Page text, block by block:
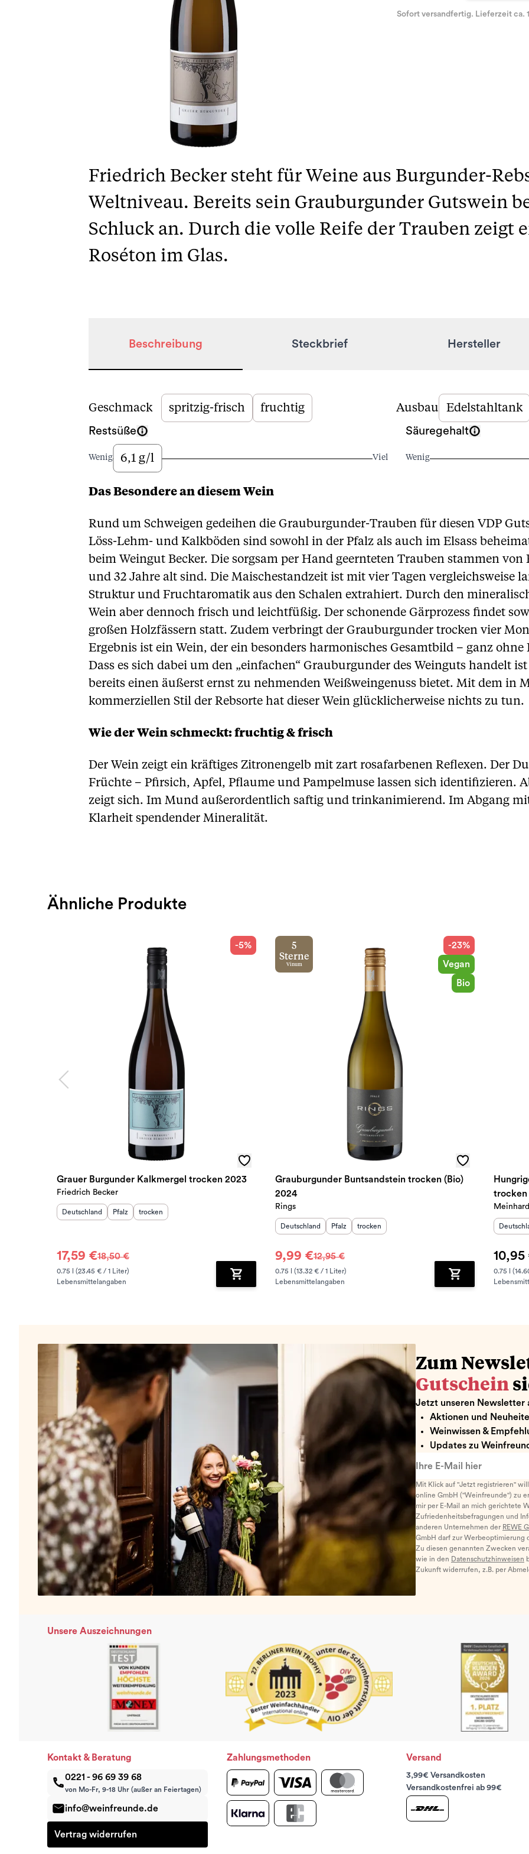
Sofort versandfertig. Lieferzeit ca.
Friedrich Becker steht für Weine aus Burgunder-
Weltniveau. Bereits sein Grauburgunder Gutswein
Schluck an. Durch die volle Reife der Trauben zeigt
Roséton im Glas.
Beschreibung Steckbrief Hersteller
Beschreibung
Geschmack spritzig-frisch fruchtig Ausbau Edelstahltank
Restsüße
Wenig 6,1 g/l Viel
Säuregehalt
Wenig
Das Besondere an diesem Wein
Rund um Schweigen gedeihen die Grauburgunder-Trauben für diesen VDP
Löss-Lehm- und Kalkböden sind sowohl in der Pfalz als auch im Elsass
beim Weingut Becker. Die sorgsam per Hand geernteten Trauben stammen von
und 32 Jahre alt sind. Die Maischestandzeit ist mit vier Tagen vergleichsweise
Struktur und Fruchtaromatik aus den Schalen extrahiert. Durch den
Wein aber dennoch frisch und leichtfüßig. Der schonende Gärprozess findet
großen Holzfässern statt. Zudem verbringt der Grauburgunder trocken vier
Ergebnis ist ein Wein, der ein besonders harmonisches Gesamtbild – ganz
Dass es sich dabei um den „einfachen“ Grauburgunder des Weinguts handelt
bereits einen äußerst ernst zu nehmenden Weißweingenuss bietet. Mit dem in
kommerziellen Stil der Rebsorte hat dieser Wein glücklicherweise nichts zu tun.
Wie der Wein schmeckt: fruchtig & frisch
Der Wein zeigt ein kräftiges Zitronengelb mit zart rosafarbenen Reflexen. Der
Früchte – Pfirsich, Apfel, Pflaume und Pampelmuse lassen sich identifizieren.
zeigt sich. Im Mund außerordentlich saftig und trinkanimierend. Im Abgang
Klarheit spendender Mineralität.
Ähnliche Produkte
-5%
Grauer Burgunder Kalkmergel trocken 2023
Friedrich Becker
Herkunftsland
Deutschland Herkunftsregion
Pfalz Geschmack
trocken
17,59 €18,50 €
0.75 l (23.45 € / 1 Liter)
Lebensmittelangaben
Zum Warenkorb hinzufügen
5
Sterne
Vinum
-23%
Vegan
Bio
Grauburgunder Buntsandstein trocken (Bio)
2024
Rings
Herkunftsland
Deutschland Herkunftsregion
Pfalz Geschmack
trocken
9,99 €12,95 €
0.75 l (13.32 € / 1 Liter)
Lebensmittelangaben
Zum Warenkorb
trocken
Meinhard
10,95
0.75 l
Zum
Gutschein
Jetzt unseren Newsletter
Aktionen und
Weinwissen &
Updates zu
Mit Klick auf "Jetzt registrieren"
online GmbH ("Weinfreunde") zu
mir per E-Mail an mich gerichtete
Zufriedenheitsbefragungen und
anderen Unternehmen der REWE
GmbH darf zur Werbeoptimierung
Zu diesen genannten Zwecken
wie in den Datenschutzhinweisen
Zukunft widerrufen, z.B. per
Unsere Auszeichnungen
Kontakt & Beratung
0221 - 96 69 39 68
von Mo-Fr, 9-18 Uhr (außer an Feiertagen)
info@weinfreunde.de
Vertrag widerrufen
Zahlungsmethoden Versand
3,99€ Versandkosten
Versandkostenfrei ab 99€